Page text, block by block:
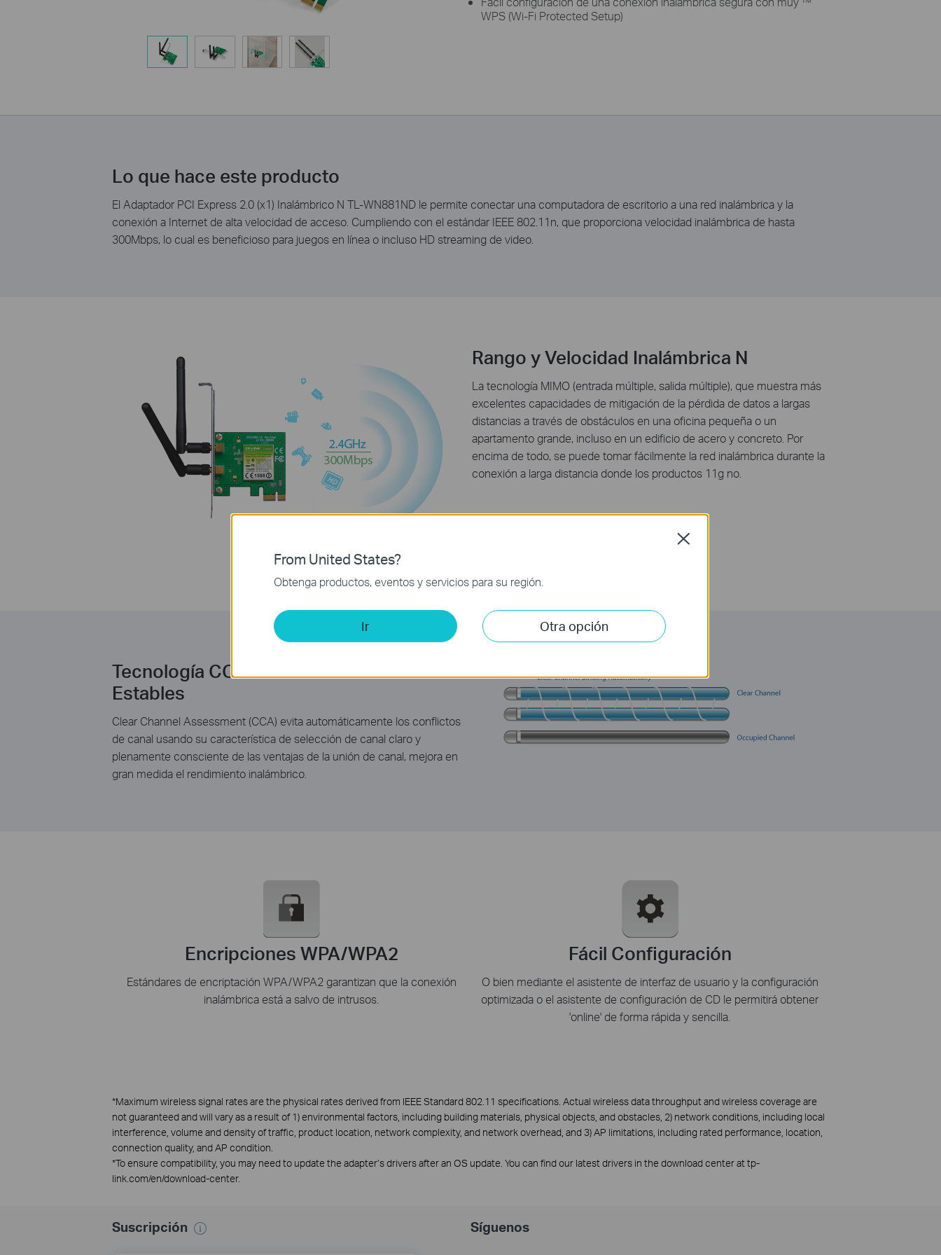
WPS (Wi-Fi Protected Setup)
Lo que hace este producto
El Adaptador PCI Express 2.0 (x1) Inalámbrico N TL-WN881ND le permite conectar una computadora de escritorio a una red inalámbrica y la
conexión a Internet de alta velocidad de acceso. Cumpliendo con el estándar IEEE 802.11n, que proporciona velocidad inalámbrica de hasta
300Mbps, lo cual es beneficioso para juegos en línea o incluso HD streaming de video.
Rango y Velocidad Inalámbrica N
La tecnología MIMO (entrada múltiple, salida múltiple), que muestra más
excelentes capacidades de mitigación de la pérdida de datos a largas
distancias a través de obstáculos en una oficina pequeña o un
apartamento grande, incluso en un edificio de acero y concreto. Por
encima de todo, se puede tomar fácilmente la red inalámbrica durante la
conexión a larga distancia donde los productos 11g no.
Tecnología CCA - Señales Inalámbricas
Estables
Clear Channel Assessment (CCA) evita automáticamente los conflictos
de canal usando su característica de selección de canal claro y
plenamente consciente de las ventajas de la unión de canal, mejora en
gran medida el rendimiento inalámbrico.
Encripciones WPA/WPA2
Estándares de encriptación WPA/WPA2 garantizan que la conexión
inalámbrica está a salvo de intrusos.
Fácil Configuración
O bien mediante el asistente de interfaz de usuario y la configuración
optimizada o el asistente de configuración de CD le permitirá obtener
'online' de forma rápida y sencilla.
*Maximum wireless signal rates are the physical rates derived from IEEE Standard 802.11 specifications. Actual wireless data throughput and wireless coverage are
not guaranteed and will vary as a result of 1) environmental factors, including building materials, physical objects, and obstacles, 2) network conditions, including local
interference, volume and density of traffic, product location, network complexity, and network overhead, and 3) AP limitations, including rated performance, location,
connection quality, and AP condition.
*To ensure compatibility, you may need to update the adapter’s drivers after an OS update. You can find our latest drivers in the download center at tp-
link.com/en/download-center.
Suscripción Síguenos
From United States?
Obtenga productos, eventos y servicios para su región.
Ir Otra opción
Close